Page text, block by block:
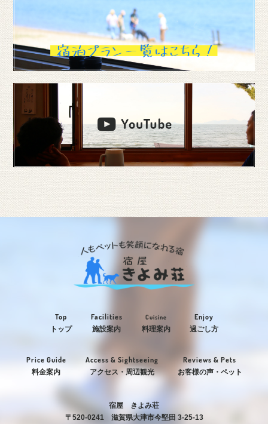
Top
トップ
Facilities
施設案内
Cuisine
料理案内
Enjoy
過ごし方
Price Guide
料金案内
Access & Sightseeing
アクセス・周辺観光
Reviews & Pets
お客様の声・ペット
宿屋 きよみ荘
〒520-0241 滋賀県大津市今堅田 3-25-13